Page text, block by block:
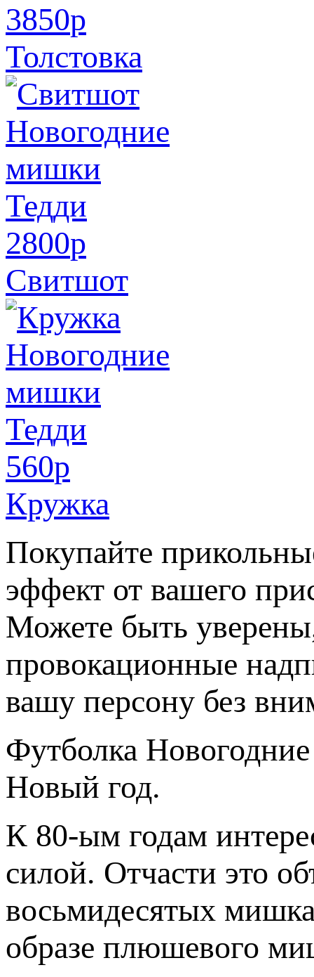
3850p
Толстовка
2800p
Свитшот
560p
Кружка
Покупайте
эффект от вашего
Можете быть
провокационные
вашу персону без
Футболка
Новый год.
К 80-ым годам
силой. Отчасти это
восьмидесятых
образе плюшевого